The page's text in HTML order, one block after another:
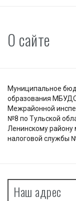
О сайте
Муниципальное
образования
Межрайонной
№8 по Тульской
Ленинскому
налоговой службы
Наш адрес